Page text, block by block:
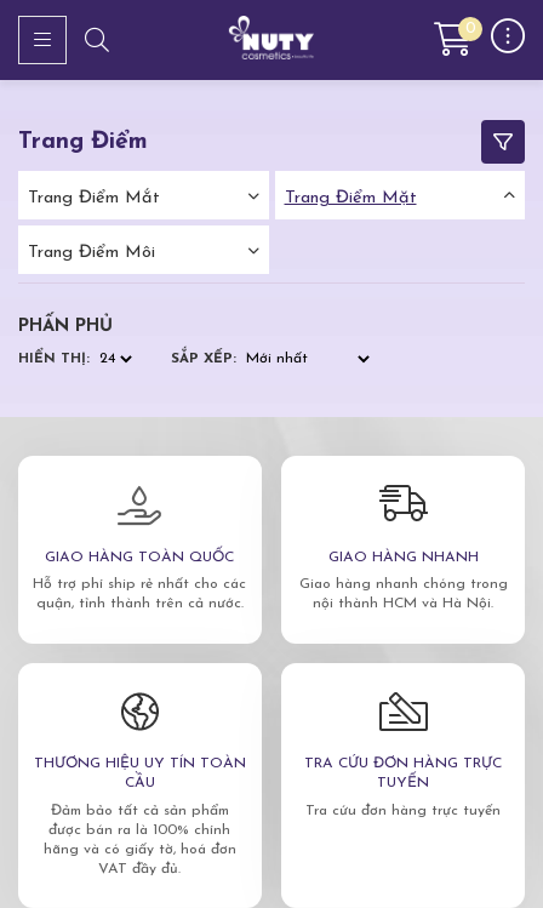
0
Trang Điểm
Trang Điểm Mắt Trang Điểm Mặt
Trang Điểm Môi
PHẤN PHỦ
HIỂN THỊ: SẮP XẾP:
GIAO HÀNG TOÀN QUỐC
Hỗ trợ phí ship rẻ nhất cho các
quận, tỉnh thành trên cả nước.
GIAO HÀNG NHANH
Giao hàng nhanh chóng trong
nội thành HCM và Hà Nội.
THƯƠNG HIỆU UY TÍN TOÀN
CẦU
Đảm bảo tất cả sản phẩm
được bán ra là 100% chính
hãng và có giấy tờ, hoá đơn
VAT đầy đủ.
TRA CỨU ĐƠN HÀNG TRỰC
TUYẾN
Tra cứu đơn hàng trực tuyến